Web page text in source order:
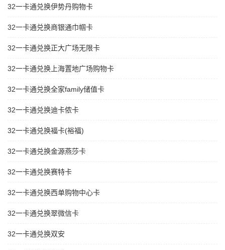
32一卡通兑换伊势丹购物卡
32一卡通兑换商银通巾帼卡
32一卡通兑换正大广场无限卡
32一卡通兑换上海置地广场购物卡
32一卡通兑换全家family储值卡
32一卡通兑换迪卡侬卡
32一卡通兑换福卡(裕福)
32一卡通兑换金源燕莎卡
32一卡通兑换赛特卡
32一卡通兑换西单购物中心卡
32一卡通兑换翠微信卡
32一卡通兑换双安